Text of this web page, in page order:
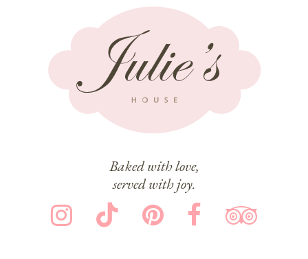
Baked with love,
served with joy.